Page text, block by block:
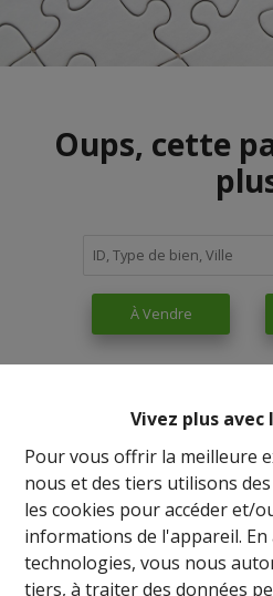
Vivez plus avec
Pour vous offrir la meilleure
nous et des tiers utilisons
les cookies pour accéder et/
informations de l'appareil. En
technologies, vous nous
tiers, à traiter des données
Oups, cette
À Vendre